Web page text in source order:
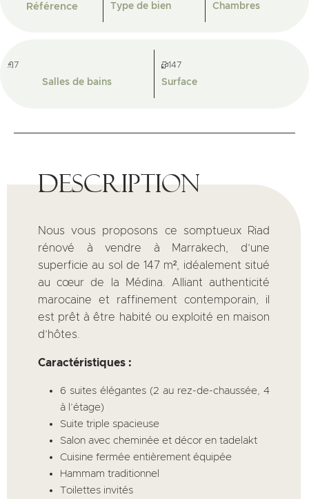
Référence Type de bien Chambres
7
Salles de bains
147
Surface
Description
Nous vous proposons ce somptueux Riad
rénové à vendre à Marrakech, d’une
superficie au sol de 147 m², idéalement situé
au cœur de la Médina. Alliant authenticité
marocaine et raffinement contemporain, il
est prêt à être habité ou exploité en maison
d’hôtes.
Caractéristiques :
6 suites élégantes (2 au rez-de-chaussée, 4
à l’étage)
Suite triple spacieuse
Salon avec cheminée et décor en tadelakt
Cuisine fermée entièrement équipée
Hammam traditionnel
Toilettes invités